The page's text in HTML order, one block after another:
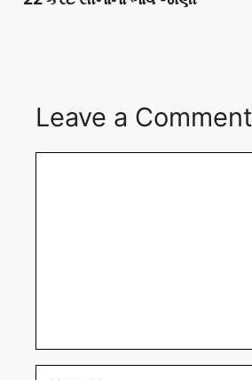
Leave a Comment